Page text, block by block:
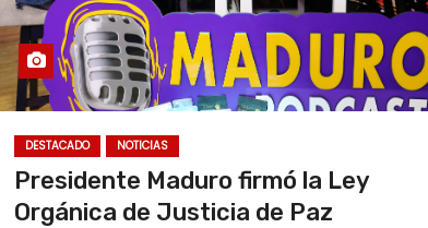
DESTACADO NOTICIAS
Presidente Maduro firmó la Ley
Orgánica de Justicia de Paz